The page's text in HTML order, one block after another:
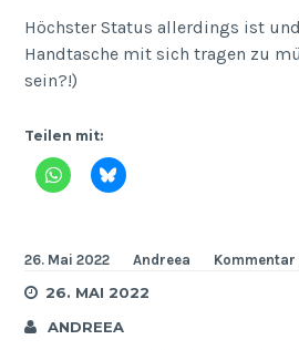
Höchster Status allerdings ist
Handtasche mit sich tragen zu
sein?!)
Teilen mit:
26. Mai 2022 Andreea
26. MAI 2022
ANDREEA